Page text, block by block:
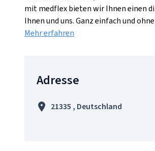
mit medflex bieten wir Ihnen einen
Ihnen und uns. Ganz einfach und
Mehr erfahren
Adresse
21335 , Deutschland